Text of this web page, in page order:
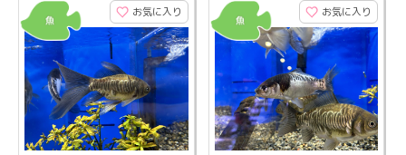
お気に入り お気に入り